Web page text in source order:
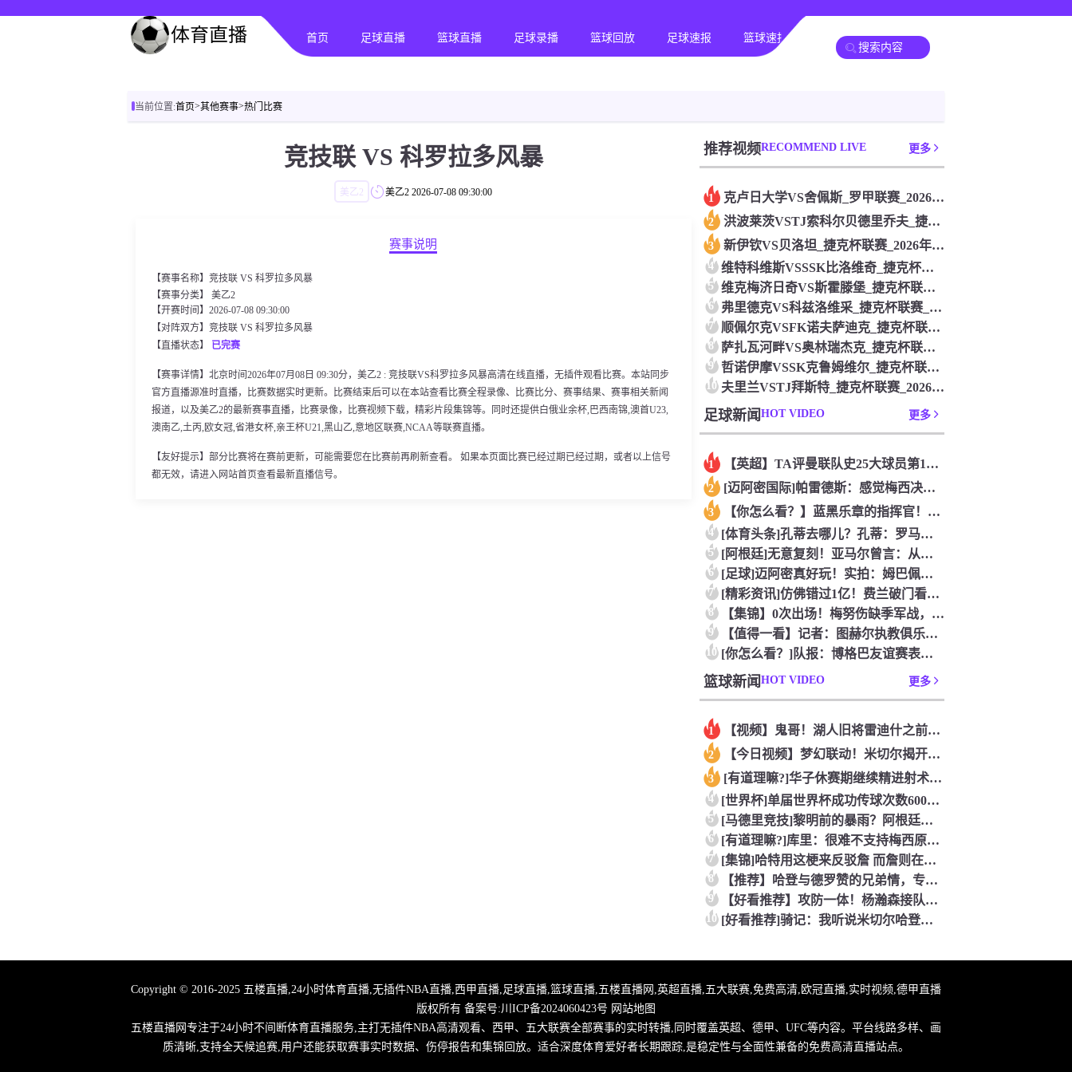
首页 足球直播 篮球直播 足球录播 篮球回放 足球速报 篮球速报 其他赛事
当前位置:首页>其他赛事>热门比赛
竞技联 VS 科罗拉多风暴
美乙2 美乙2 2026-07-08 09:30:00
赛事说明
【赛事名称】竞技联 VS 科罗拉多风暴
【赛事分类】 美乙2
【开赛时间】2026-07-08 09:30:00
【对阵双方】竞技联 VS 科罗拉多风暴
【直播状态】 已完赛
【赛事详情】北京时间2026年07月08日 09:30分，美乙2 : 竞技联VS科罗拉多风暴高清在线直播，无插件观看比赛。本站同步
官方直播源准时直播，比赛数据实时更新。比赛结束后可以在本站查看比赛全程录像、比赛比分、赛事结果、赛事相关新闻
报道，以及美乙2的最新赛事直播，比赛录像，比赛视频下载，精彩片段集锦等。同时还提供白俄业余杯,巴西南锦,澳首U23,
澳南乙,土丙,欧女冠,省港女杯,亲王杯U21,黑山乙,意地区联赛,NCAA等联赛直播。
【友好提示】部分比赛将在赛前更新，可能需要您在比赛前再刷新查看。 如果本页面比赛已经过期已经过期，或者以上信号
都无效，请进入网站首页查看最新直播信号。
推荐视频RECOMMEND LIVE 更多
1 克卢日大学VS舍佩斯_罗甲联赛_2026年07月26日
2 洪波莱茨VSTJ索科尔贝德里乔夫_捷克杯联赛_2026年07
3 新伊钦VS贝洛坦_捷克杯联赛_2026年07月26日
4 维特科维斯VSSSK比洛维奇_捷克杯联赛_2026年07月2
5 维克梅济日奇VS斯霍滕堡_捷克杯联赛_2026年07月26日
6 弗里德克VS科兹洛维采_捷克杯联赛_2026年07月26日
7 顺佩尔克VSFK诺夫萨迪克_捷克杯联赛_2026年07月26
8 萨扎瓦河畔VS奥林瑞杰克_捷克杯联赛_2026年07月26日
9 哲诺伊摩VSSK克鲁姆维尔_捷克杯联赛_2026年07月26
10 夫里兰VSTJ拜斯特_捷克杯联赛_2026年07月26日
足球新闻 HOT VIDEO 更多
1 【英超】TA评曼联队史25大球员第12：“巴斯比宝贝”的绝佳
2 [迈阿密国际]帕雷德斯：感觉梅西决定了决赛是国家队最后一战，
3 【你怎么看？】蓝黑乐章的指挥官！优雅的波兰中场节拍器！
4 [体育头条]孔蒂去哪儿？孔蒂：罗马诺你小子给我管住嘴哈！
5 [阿根廷]无意复刻！亚马尔曾言：从没想过成为梅西，也不会穿他
6 [足球]迈阿密真好玩！实拍：姆巴佩和女友被路人拍到在夜店狂欢
7 [精彩资讯]仿佛错过1亿！费兰破门看台的西班牙传奇欢呼，拉莫
8 【集锦】0次出场！梅努伤缺季军战，整届1分钟没踢无缘世界杯首
9 【值得一看】记者：图赫尔执教俱乐部是淘汰赛专家，但在真正压力
10 [你怎么看？]队报：博格巴友谊赛表现不错 戈洛文可能加盟沙特
篮球新闻 HOT VIDEO 更多
1 【视频】鬼哥！湖人旧将雷迪什之前在立陶宛联赛大杀四方
2 【今日视频】梦幻联动！米切尔揭开安东内利的名字贴纸！
3 [有道理嘛?]华子休赛期继续精进射术！5个点位接球三分全部命
4 [世界杯]单届世界杯成功传球次数600+球员：罗德里本届75
5 [马德里竞技]黎明前的暴雨？阿根廷世界杯决赛前最后一堂训练课
6 [有道理嘛?]库里：很难不支持梅西原来库里也是梅西球迷！
7 [集锦]哈特用这梗来反驳詹 而詹则在开玩笑地强调0比3和1比
8 【推荐】哈登与德罗赞的兄弟情，专属硬汉的温情
9 【好看推荐】攻防一体！杨瀚森接队友传球双手大力灌篮&防守端再
10 [好看推荐]骑记：我听说米切尔哈登和詹姆斯保持联系 但招募不
Copyright © 2016-2025 五楼直播,24小时体育直播,无插件NBA直播,西甲直播,足球直播,篮球直播,五楼直播网,英超直播,五大联赛,免费高清,欧冠直播,实时视频,德甲直播
版权所有 备案号:川ICP备2024060423号 网站地图
五楼直播网专注于24小时不间断体育直播服务,主打无插件NBA高清观看、西甲、五大联赛全部赛事的实时转播,同时覆盖英超、德甲、UFC等内容。平台线路多样、画
质清晰,支持全天候追赛,用户还能获取赛事实时数据、伤停报告和集锦回放。适合深度体育爱好者长期跟踪,是稳定性与全面性兼备的免费高清直播站点。